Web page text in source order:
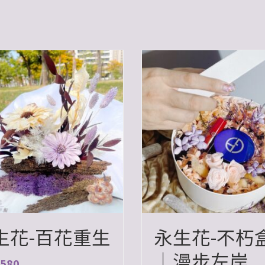
花-百花重生
永生花-不朽